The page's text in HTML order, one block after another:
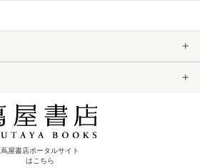
蔦屋書店ポータルサイト
はこちら